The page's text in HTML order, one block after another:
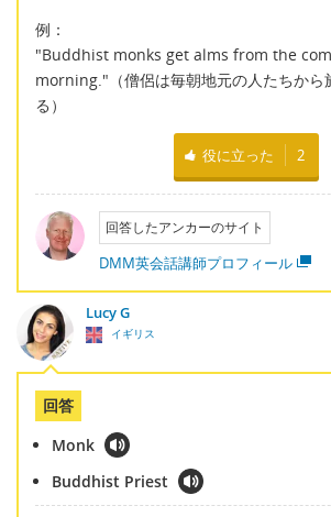
例：
"Buddhist monks get alms from the
morning."（僧侶は毎朝地元の人たちから
る）
役に立った 2
回答したアンカーのサイト
DMM英会話講師プロフィール
Lucy G
イギリス
回答
Monk
Buddhist Priest